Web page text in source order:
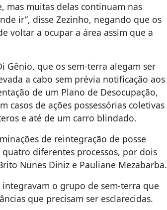
mas muitas delas continuam nas
ir”, disse Zezinho, negando que os
voltar a ocupar a área assim que a
Gênio, que os sem-terra alegam ser
a cabo sem prévia notificação aos
de um Plano de Desocupação,
casos de ações possessórias coletivas
e até de um carro blindado.
de reintegração de posse
diferentes processos, por dois
Nunes Diniz e Pauliane Mezabarba.
o grupo de sem-terra que
que precisam ser esclarecidas.